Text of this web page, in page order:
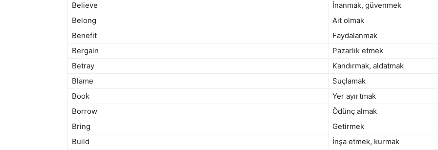
Believe
İnanmak, güvenmek
Belong
Ait olmak
Benefit
Faydalanmak
Bergain
Pazarlık etmek
Betray
Kandırmak, aldatmak
Blame
Suçlamak
Book
Yer ayırtmak
Borrow
Ödünç almak
Bring
Getirmek
Build
İnşa etmek, kurmak